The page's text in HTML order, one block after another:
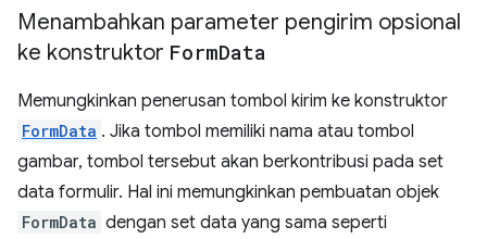
Menambahkan parameter pengirim opsional
ke konstruktor FormData
Memungkinkan penerusan tombol kirim ke konstruktor
FormData . Jika tombol memiliki nama atau tombol
gambar, tombol tersebut akan berkontribusi pada set
data formulir. Hal ini memungkinkan pembuatan objek
FormData dengan set data yang sama seperti